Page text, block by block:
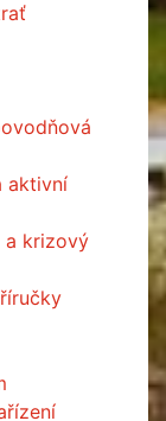
aktivní
a krizový